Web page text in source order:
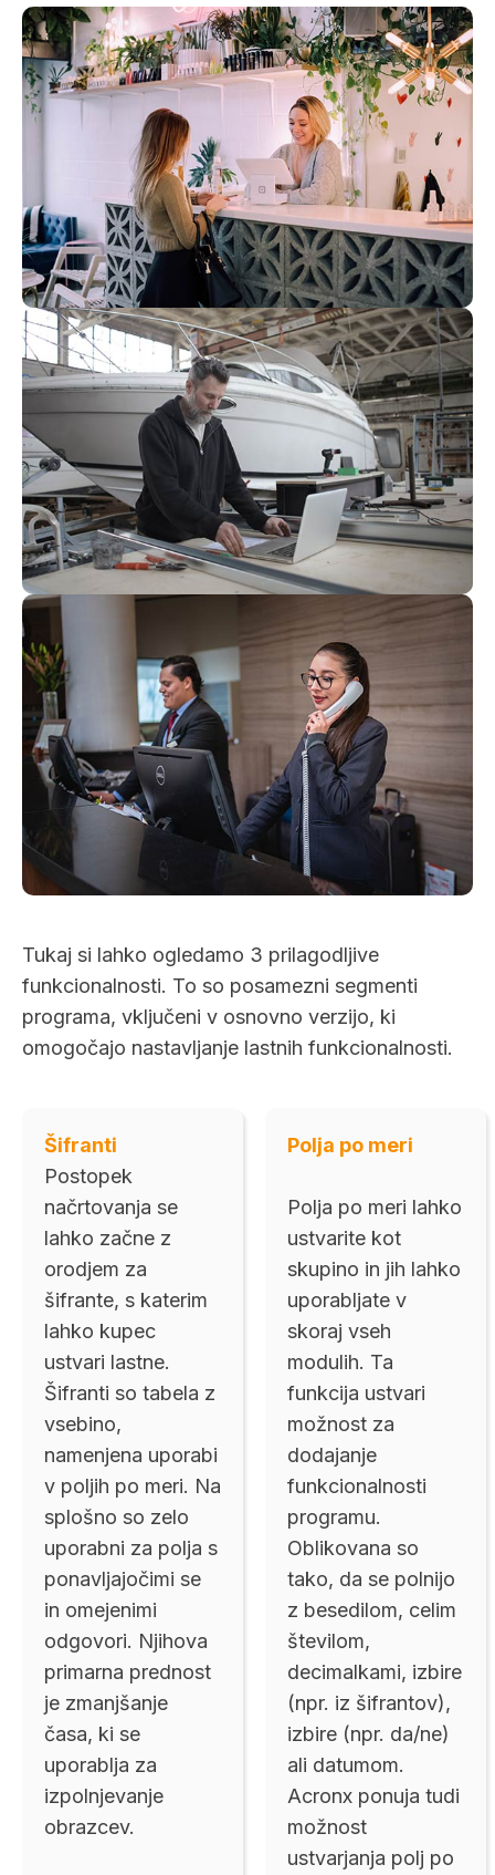
Tukaj si lahko ogledamo 3 prilagodljive
funkcionalnosti. To so posamezni segmenti
programa, vključeni v osnovno verzijo, ki
omogočajo nastavljanje lastnih funkcionalnosti.
Šifranti
Postopek
načrtovanja se
lahko začne z
orodjem za
šifrante, s katerim
lahko kupec
ustvari lastne.
Šifranti so tabela z
vsebino,
namenjena uporabi
v poljih po meri. Na
splošno so zelo
uporabni za polja s
ponavljajočimi se
in omejenimi
odgovori. Njihova
primarna prednost
je zmanjšanje
časa, ki se
uporablja za
izpolnjevanje
obrazcev.
Polja po meri
Polja po meri lahko
ustvarite kot
skupino in jih lahko
uporabljate v
skoraj vseh
modulih. Ta
funkcija ustvari
možnost za
dodajanje
funkcionalnosti
programu.
Oblikovana so
tako, da se polnijo
z besedilom, celim
številom,
decimalkami, izbire
(npr. iz šifrantov),
izbire (npr. da/ne)
ali datumom.
Acronx ponuja tudi
možnost
ustvarjanja polj po